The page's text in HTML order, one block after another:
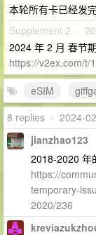
本轮所有卡已经发
Supplement 2 ·
2024 年 2 月 春节
https://v2ex.com/t/
eSIM
8 replies • 2024-
jianzhao123
2018-2020 年
https://
temporary-
2020/236